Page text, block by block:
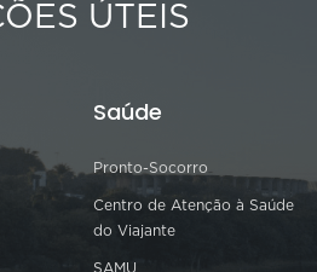
ÚTEIS
Saúde
Pronto-Socorro
Centro de Atenção à Saúde
do Viajante
SAMU